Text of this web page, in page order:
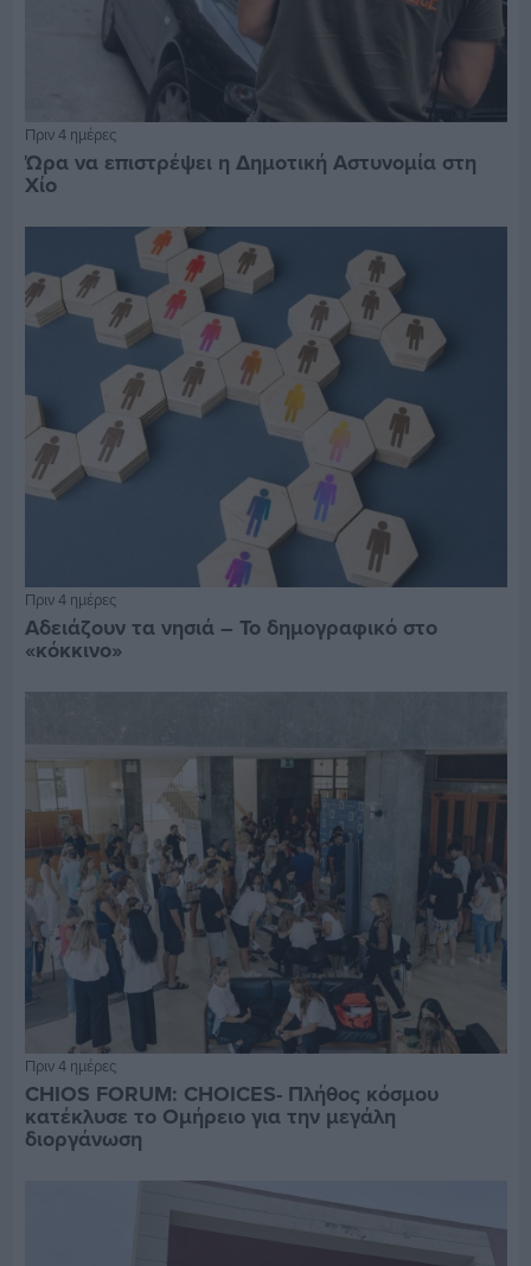
Πριν 4 ημέρες
Ώρα να επιστρέψει η Δημοτική Αστυνομία στη
Χίο
Πριν 4 ημέρες
Αδειάζουν τα νησιά – Το δημογραφικό στο
«κόκκινο»
Πριν 4 ημέρες
CHIOS FORUM: CHOICES- Πλήθος κόσμου
κατέκλυσε το Ομήρειο για την μεγάλη
διοργάνωση